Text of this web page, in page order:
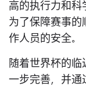
高的执行力和科
为了保障赛事的
作人员的安全。
随着世界杯的
一步完善，并通